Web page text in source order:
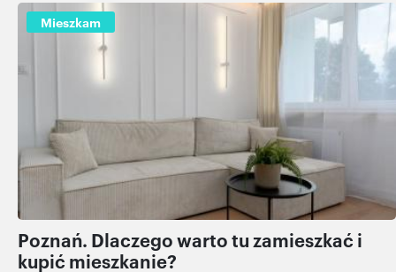
Mieszkam
Poznań. Dlaczego warto tu zamieszkać i
kupić mieszkanie?